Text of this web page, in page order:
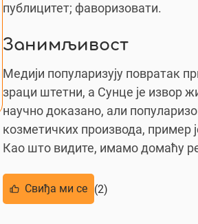
публицитет; фаворизовати.
Занимљивост
Медији популаризују повратак
зраци штетни, а Сунце је извор
научно доказано, али
козметичких производа, пример
Као што видите, имамо домаћу
Свиђа ми се (2)